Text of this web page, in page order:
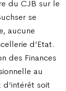
du CJB sur le
se
aucune
d’Etat.
des Finances
au
soit